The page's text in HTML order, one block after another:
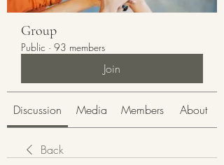
Group
Public · 93 members
Join
Discussion Media Members About
Back